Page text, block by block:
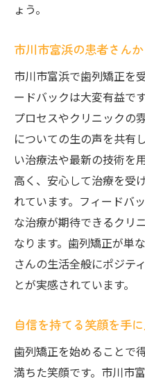
ょう。
市川市富浜の患者さん
市川市富浜で歯列矯正を
ードバックは大変有益で
プロセスやクリニックの
についての生の声を共有
い治療法や最新の技術を
高く、安心して治療を受
れています。フィードバ
な治療が期待できるクリ
なります。歯列矯正が単
さんの生活全般にポジテ
とが実感されています。
自信を持てる笑顔を手
歯列矯正を始めることで
満ちた笑顔です。市川市